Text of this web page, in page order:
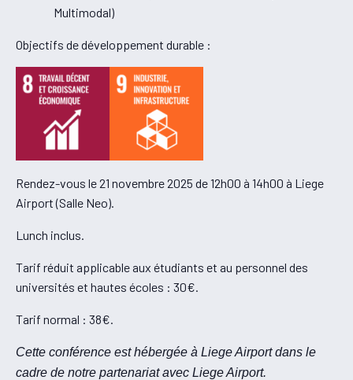
Multimodal)
Objectifs de développement durable :
Rendez-vous le 21 novembre 2025 de 12h00 à 14h00 à Liege
Airport (Salle Neo).
Lunch inclus.
Tarif réduit applicable aux étudiants et au personnel des
universités et hautes écoles : 30€.
Tarif normal : 38€.
Cette conférence est hébergée à Liege Airport dans le
cadre de notre partenariat avec Liege Airport.